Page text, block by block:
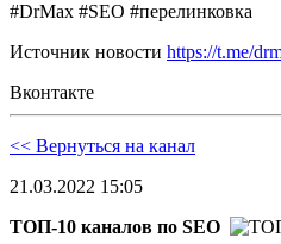
#DrMax #SEO #перелинковка
Источник новости https://t.me/
Вконтакте
<< Вернуться на канал
21.03.2022 15:05
ТОП-10 каналов по SEO